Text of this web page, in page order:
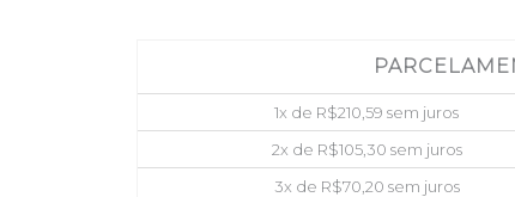
1x de R$210,59 sem juros
2x de R$105,30 sem juros
3x de R$70,20 sem juros